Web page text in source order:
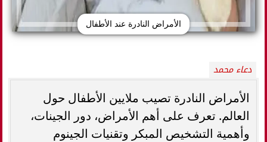
الأمراض النادرة عند الأطفال
دعاء محمد
الأمراض النادرة تصيب ملايين الأطفال حول
العالم. تعرف على أهم الأمراض، دور الجينات،
وأهمية التشخيص المبكر وتقنيات الجينوم